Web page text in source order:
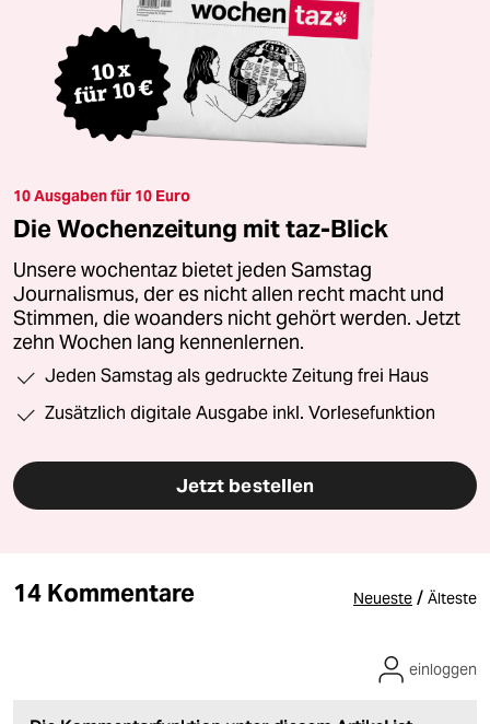
10 Ausgaben für 10 Euro
Die Wochenzeitung mit taz-Blick
Unsere wochentaz bietet jeden Samstag
Journalismus, der es nicht allen recht macht und
Stimmen, die woanders nicht gehört werden. Jetzt
zehn Wochen lang kennenlernen.
Jeden Samstag als gedruckte Zeitung frei Haus
Zusätzlich digitale Ausgabe inkl. Vorlesefunktion
Jetzt bestellen
14 Kommentare Neueste / Älteste
einloggen